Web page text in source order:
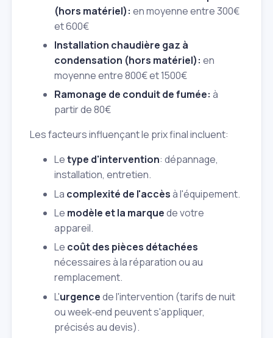
(hors matériel): en moyenne entre 300€
et 600€
Installation chaudière gaz à
condensation (hors matériel): en
moyenne entre 800€ et 1500€
Ramonage de conduit de fumée: à
partir de 80€
Les facteurs influençant le prix final incluent:
Letype d'intervention: dépannage,
installation, entretien.
La complexité de l'accèsà l'équipement.
Le modèle et la marquede votre
appareil.
Le coût des pièces détachées
nécessaires à la réparation ou au
remplacement.
L'urgencede l'intervention (tarifs de nuit
ou week‑end peuvent s'appliquer,
précisés au devis).